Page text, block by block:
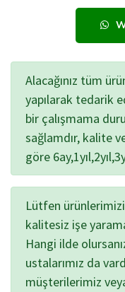
Alacağınız tüm
yapılarak tedarik
bir çalışmama
sağlamdır, kalite
göre
Lütfen
kalitesiz işe
Hangi ilde
ustalarımız da
müşterilerimiz